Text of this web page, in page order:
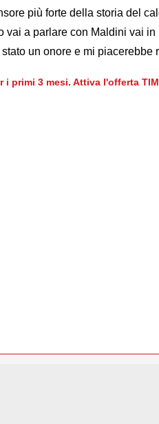
più forte della storia del
vai a parlare con Maldini vai
un onore e mi piacerebbe
i primi 3 mesi. Attiva l'offerta